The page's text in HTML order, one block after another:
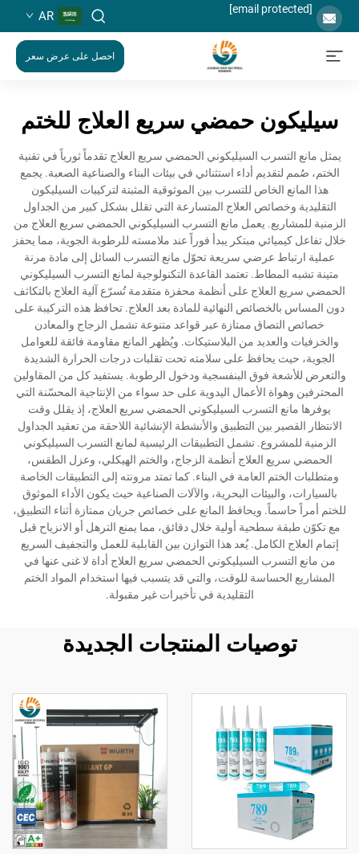
[email protected]
AR
احصل على عرض سعر
سيليكون حمضي سريع العلاج للختم
يمثل مانع التسرب السيليكوني الحمضي سريع العلاج تقدماً ثورياً في تقنية
الختم، صُمم لتقديم أداء استثنائي في بيئات البناء والصناعية الصعبة. يجمع
هذا المانع الخاص للتسرب بين الموثوقية المثبتة لتركيبات السيليكون
التقليدية وخصائص العلاج المتسارعة التي تقلل بشكل كبير من الجداول
الزمنية للمشاريع. يعمل مانع التسرب السيليكوني الحمضي سريع العلاج من
خلال تفاعل كيميائي مبتكر يبدأ فوراً عند ملامسته للرطوبة الجوية، مما يحفز
عملية ارتباط عرضي سريعة تحوّل مانع التسرب السائل إلى مادة مرنة
متينة تشبه المطاط. تعتمد القاعدة التكنولوجية لمانع التسرب السيليكوني
الحمضي سريع العلاج على أنظمة محفزة متقدمة تُسرّع آلية العلاج بالتكاثف
دون المساس بالخصائص النهائية للمادة بعد العلاج. تحافظ هذه التركيبة على
خصائص التصاق ممتازة عبر قواعد متنوعة تشمل الزجاج والمعادن
والخزفيات والعديد من البلاستيكات. ويُظهر المانع مقاومة فائقة للعوامل
الجوية، حيث يحافظ على سلامته تحت تقلبات درجات الحرارة الشديدة
والتعرض للأشعة فوق البنفسجية ودخول الرطوبة. يستفيد كل من المقاولين
المحترفين وهواة الأعمال اليدوية على حد سواء من الإنتاجية المحسّنة التي
يوفرها مانع التسرب السيليكوني الحمضي سريع العلاج، إذ يقلل وقت
الانتظار القصير بين التطبيق والأنشطة الإنشائية اللاحقة من تعقيد الجداول
الزمنية للمشروع. تشمل التطبيقات الرئيسية لمانع التسرب السيليكوني
الحمضي سريع العلاج أنظمة الزجاج، والختم الهيكلي، وعزل الطقس،
ومتطلبات الختم العامة في البناء. كما تمتد مرونته إلى التطبيقات الخاصة
بالسيارات، والبيئات البحرية، والآلات الصناعية حيث يكون الأداء الموثوق
للختم أمراً حاسماً. ويحافظ المانع على خصائص جريان ممتازة أثناء التطبيق،
مع تكوّن طبقة سطحية أولية خلال دقائق، مما يمنع الترهل أو الانزياح قبل
إتمام العلاج الكامل. يُعد هذا التوازن بين القابلية للعمل والتجفيف السريع
من مانع التسرب السيليكوني الحمضي سريع العلاج أداة لا غنى عنها في
المشاريع الحساسة للوقت، والتي قد يتسبب فيها استخدام المواد الختم
التقليدية في تأخيرات غير مقبولة.
توصيات المنتجات الجديدة